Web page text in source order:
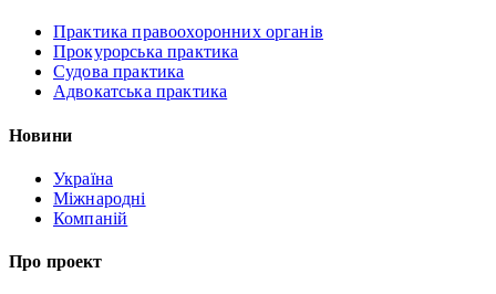
Практика правоохоронних органів
Прокурорська практика
Судова практика
Адвокатська практика
Новини
Україна
Міжнародні
Компаній
Про проект